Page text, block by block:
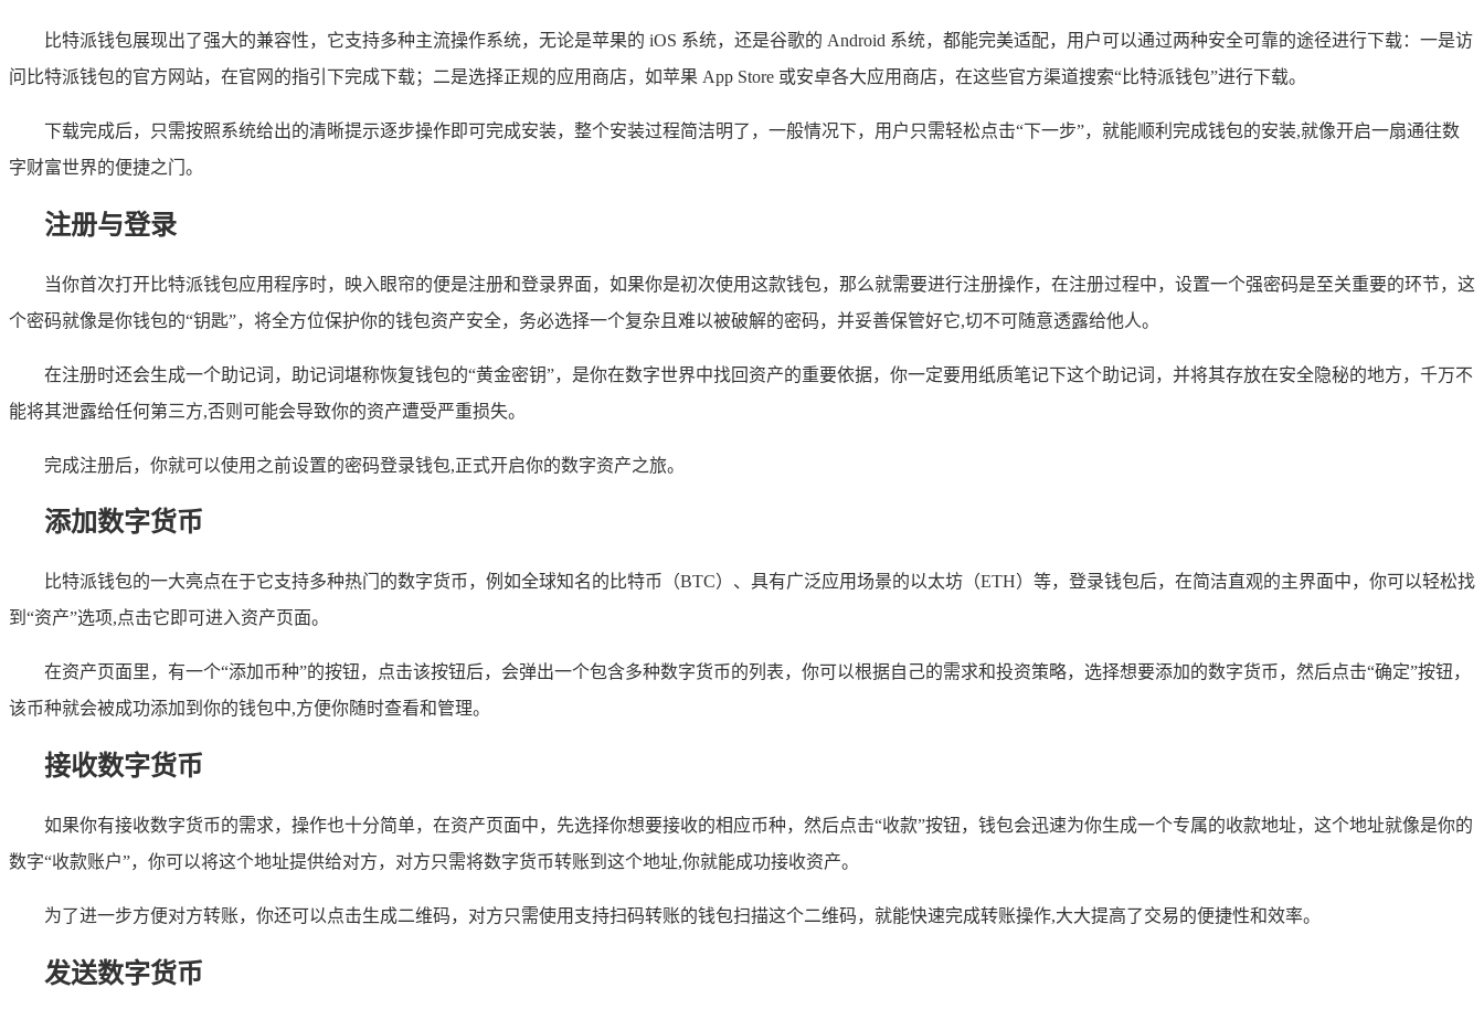
比特派钱包展现出了强大的兼容性，它支持多种主流操作系统，无论是苹果的 iOS 系统，还是谷歌的 Android 系统，都能完美适配，用户可以通过两种安全可靠的途径进行下载：一是访
问比特派钱包的官方网站，在官网的指引下完成下载；二是选择正规的应用商店，如苹果 App Store 或安卓各大应用商店，在这些官方渠道搜索“比特派钱包”进行下载。
下载完成后，只需按照系统给出的清晰提示逐步操作即可完成安装，整个安装过程简洁明了，一般情况下，用户只需轻松点击“下一步”，就能顺利完成钱包的安装,就像开启一扇通往数
字财富世界的便捷之门。
注册与登录
当你首次打开比特派钱包应用程序时，映入眼帘的便是注册和登录界面，如果你是初次使用这款钱包，那么就需要进行注册操作，在注册过程中，设置一个强密码是至关重要的环节，这
个密码就像是你钱包的“钥匙”，将全方位保护你的钱包资产安全，务必选择一个复杂且难以被破解的密码，并妥善保管好它,切不可随意透露给他人。
在注册时还会生成一个助记词，助记词堪称恢复钱包的“黄金密钥”，是你在数字世界中找回资产的重要依据，你一定要用纸质笔记下这个助记词，并将其存放在安全隐秘的地方，千万不
能将其泄露给任何第三方,否则可能会导致你的资产遭受严重损失。
完成注册后，你就可以使用之前设置的密码登录钱包,正式开启你的数字资产之旅。
添加数字货币
比特派钱包的一大亮点在于它支持多种热门的数字货币，例如全球知名的比特币（BTC）、具有广泛应用场景的以太坊（ETH）等，登录钱包后，在简洁直观的主界面中，你可以轻松找
到“资产”选项,点击它即可进入资产页面。
在资产页面里，有一个“添加币种”的按钮，点击该按钮后，会弹出一个包含多种数字货币的列表，你可以根据自己的需求和投资策略，选择想要添加的数字货币，然后点击“确定”按钮，
该币种就会被成功添加到你的钱包中,方便你随时查看和管理。
接收数字货币
如果你有接收数字货币的需求，操作也十分简单，在资产页面中，先选择你想要接收的相应币种，然后点击“收款”按钮，钱包会迅速为你生成一个专属的收款地址，这个地址就像是你的
数字“收款账户”，你可以将这个地址提供给对方，对方只需将数字货币转账到这个地址,你就能成功接收资产。
为了进一步方便对方转账，你还可以点击生成二维码，对方只需使用支持扫码转账的钱包扫描这个二维码，就能快速完成转账操作,大大提高了交易的便捷性和效率。
发送数字货币